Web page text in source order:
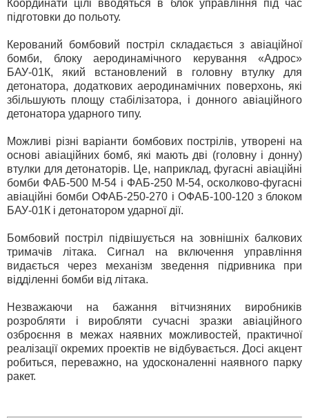
Координати цілі вводяться в блок управління під час
підготовки до польоту.
Керований бомбовий постріл складається з авіаційної
бомби, блоку аеродинамічного керування «Адрос»
БАУ-01К, який встановлений в головну втулку для
детонатора, додаткових аеродинамічних поверхонь, які
збільшують площу стабілізатора, і донного авіаційного
детонатора ударного типу.
Можливі різні варіанти бомбових пострілів, утворені на
основі авіаційних бомб, які мають дві (головну і донну)
втулки для детонаторів. Це, наприклад, фугасні авіаційні
бомби ФАБ-500 М-54 і ФАБ-250 М-54, осколково-фугасні
авіаційні бомби ОФАБ-250-270 і ОФАБ-100-120 з блоком
БАУ-01К і детонатором ударної дії.
Бомбовий постріл підвішується на зовнішніх балкових
тримачів літака. Сигнал на включення управління
видається через механізм зведення підривника при
відділенні бомби від літака.
Незважаючи на бажання вітчизняних виробників
розробляти і виробляти сучасні зразки авіаційного
озброєння в межах наявних можливостей, практичної
реалізації окремих проектів не відбувається. Досі акцент
робиться, переважно, на удосконаленні наявного парку
ракет.